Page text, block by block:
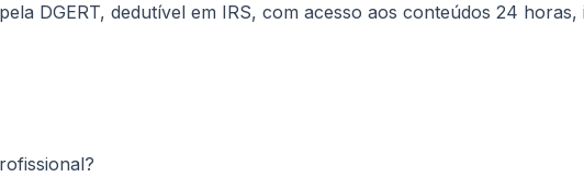
DGERT, dedutível em IRS, com acesso aos conteúdos 24